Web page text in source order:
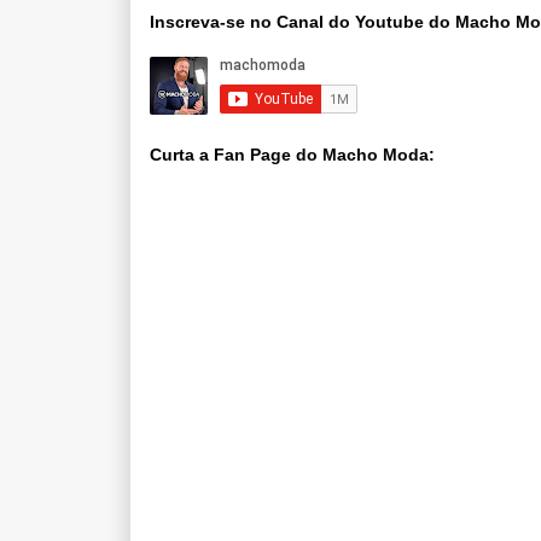
Inscreva-se no Canal do Youtube do Macho
Curta a Fan Page do Macho Moda: